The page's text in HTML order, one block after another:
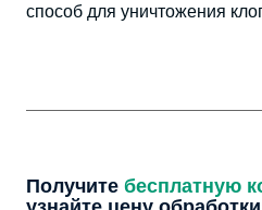
способ для уничтожения
Получите бесплатную